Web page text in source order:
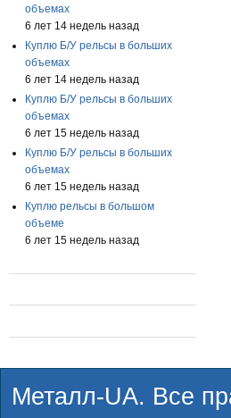
объемах
6 лет 14 недель назад
Куплю Б/У рельсы в больших
объемах
6 лет 14 недель назад
Куплю Б/У рельсы в больших
объемах
6 лет 15 недель назад
Куплю Б/У рельсы в больших
объемах
6 лет 15 недель назад
Куплю рельсы в большом
объеме
6 лет 15 недель назад
Металл-UA. Все